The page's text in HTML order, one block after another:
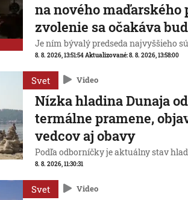
na nového maďarského
zvolenie sa očakáva
Je ním bývalý predseda najvyššieho
8. 8. 2026, 13:51:54 Aktualizované:8. 8. 2026, 13:58:00
Svet Video
Nízka hladina Dunaja
termálne pramene,
vedcov aj obavy
Podľa odborníčky je aktuálny stav
8. 8. 2026, 11:30:31
Svet Video